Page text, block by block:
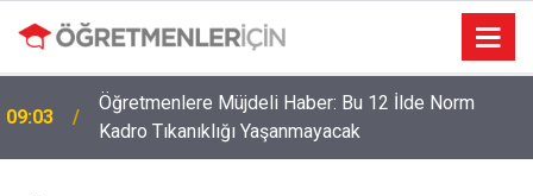
09:03
Öğretmenlere Müjdeli Haber: Bu 12 İlde Norm
Kadro Tıkanıklığı Yaşanmayacak